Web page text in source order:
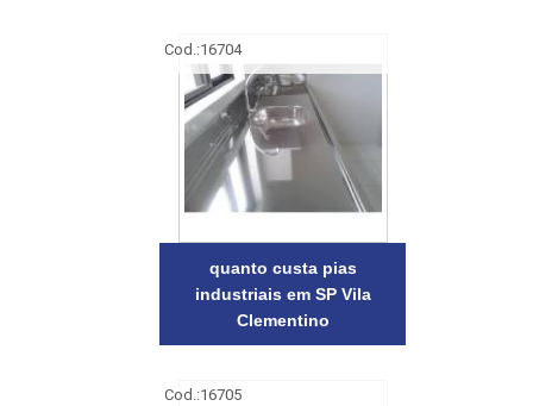
Cod.:16704
quanto custa pias
industriais em SP Vila
Clementino
Cod.:16705